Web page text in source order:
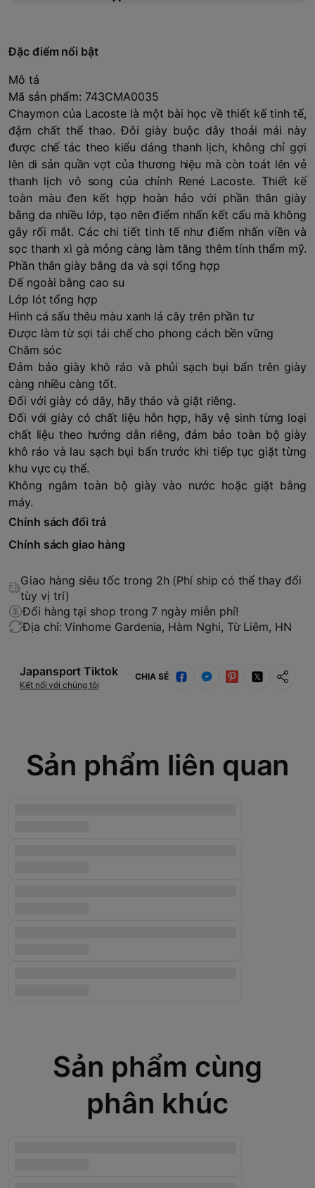
Đặc điểm nổi bật
Mô tả
Mã sản phẩm: 743CMA0035
Chaymon của Lacoste là một bài học về thiết kế tinh tế,
đậm chất thể thao. Đôi giày buộc dây thoải mái này
được chế tác theo kiểu dáng thanh lịch, không chỉ gợi
lên di sản quần vợt của thương hiệu mà còn toát lên vẻ
thanh lịch vô song của chính René Lacoste. Thiết kế
toàn màu đen kết hợp hoàn hảo với phần thân giày
bằng da nhiều lớp, tạo nên điểm nhấn kết cấu mà không
gây rối mắt. Các chi tiết tinh tế như điểm nhấn viền và
sọc thanh xì gà mỏng càng làm tăng thêm tính thẩm mỹ.
Phần thân giày bằng da và sợi tổng hợp
Đế ngoài bằng cao su
Lớp lót tổng hợp
Hình cá sấu thêu màu xanh lá cây trên phần tư
Được làm từ sợi tái chế cho phong cách bền vững
Chăm sóc
Đảm bảo giày khô ráo và phủi sạch bụi bẩn trên giày
càng nhiều càng tốt.
Đối với giày có dây, hãy tháo và giặt riêng.
Đối với giày có chất liệu hỗn hợp, hãy vệ sinh từng loại
chất liệu theo hướng dẫn riêng, đảm bảo toàn bộ giày
khô ráo và lau sạch bụi bẩn trước khi tiếp tục giặt từng
khu vực cụ thể.
Không ngâm toàn bộ giày vào nước hoặc giặt bằng
máy.
Chính sách đổi trả
Chính sách giao hàng
Giao hàng siêu tốc trong 2h (Phí ship có thể thay đổi
tùy vị trí)
Đổi hàng tại shop trong 7 ngày miễn phí!
Địa chỉ: Vinhome Gardenia, Hàm Nghi, Từ Liêm, HN
Japansport Tiktok
Kết nối với chúng tôi
CHIA SẺ
Sản phẩm liên quan
Sản phẩm cùng
phân khúc